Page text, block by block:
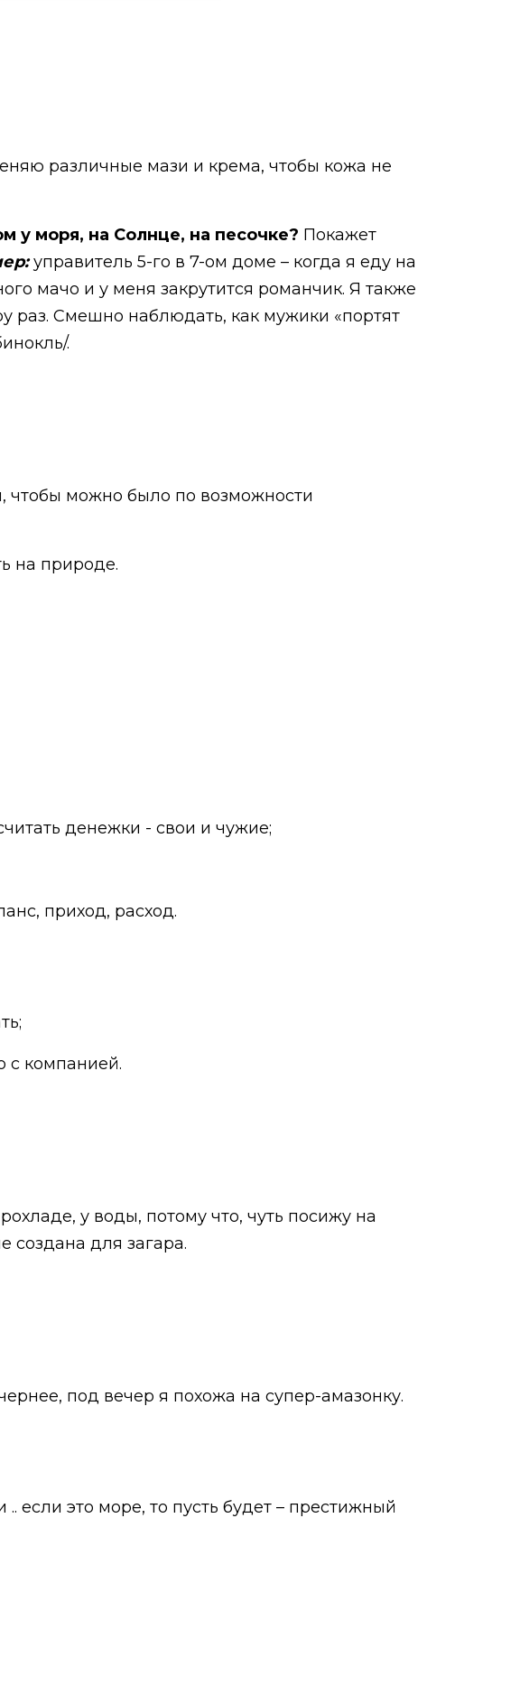
различные мази и крема, чтобы кожа не
у моря, на Солнце, на песочке? Покажет
управитель 5-го в 7-ом доме – когда я еду на
мачо и у меня закрутится романчик. Я также
раз. Смешно наблюдать, как мужики «портят
.
можно было по возможности
на природе.
денежки - свои и чужие;
приход, расход.
с компанией.
у воды, потому что, чуть посижу на
создана для загара.
под вечер я похожа на супер-амазонку.
это море, то пусть будет – престижный